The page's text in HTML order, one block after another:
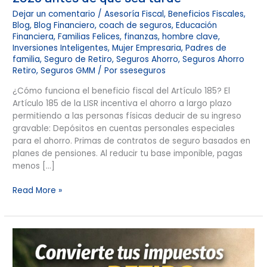
Dejar un comentario /Asesoría Fiscal,Beneficios Fiscales,
Blog,Blog Financiero,coach de seguros,Educación
Financiera,Familias Felices, finanzas,hombre clave,
Inversiones Inteligentes,Mujer Empresaria,Padres de
familia,Seguro de Retiro,Seguros Ahorro,Seguros Ahorro
Retiro,Seguros GMM / Porsseseguros
¿Cómo funciona el beneficio fiscal del Artículo 185? El
Artículo 185 de la LISR incentiva el ahorro a largo plazo
permitiendo a las personas físicas deducir de su ingreso
gravable: Depósitos en cuentas personales especiales
para el ahorro. Primas de contratos de seguro basados en
planes de pensiones. Al reducir tu base imponible, pagas
menos […]
Read More »
de
Retiro